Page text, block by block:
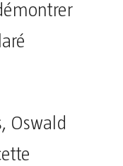
Oswald